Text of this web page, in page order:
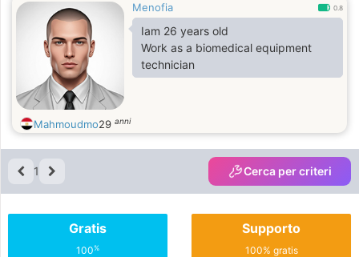
Menofia 0.8
Iam 26 years old
Work as a biomedical equipment
technician
Mahmoudmo29 anni
1 Cerca per criteri
Gratis
100%
Supporto
100% gratis